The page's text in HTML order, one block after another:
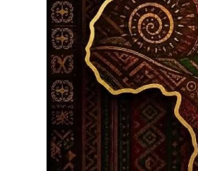
ብልፅግና ፓርቲ የምርጫ
ተጨባጭ የልማት ስኬቶች
August 7, 2026
2ኛው የአዲስ
ሠራተኞች
አሸናፊነት
August 1,